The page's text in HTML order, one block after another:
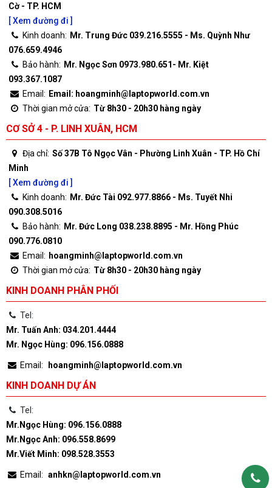
Cờ - TP. HCM
[ Xem đường đi ]
Kinh doanh: Mr. Trung Đức 039.216.5555 - Ms. Quỳnh Như
076.659.4946
Bảo hành: Mr. Ngọc Sơn 0973.980.651- Mr. Kiệt
093.367.1087
Email: Email: hoangminh@laptopworld.com.vn
Thời gian mở cửa: Từ 8h30 - 20h30 hàng ngày
CƠ SỞ 4 - P. LINH XUÂN, HCM
Địa chỉ: Số 37B Tô Ngọc Vân - Phường Linh Xuân - TP. Hồ Chí
Minh
[ Xem đường đi ]
Kinh doanh: Mr. Đức Tài 092.977.8866 - Ms. Tuyết Nhi
090.308.5016
Bảo hành: Mr. Đức Long 038.238.8895 - Mr. Hồng Phúc
090.776.0810
Email: hoangminh@laptopworld.com.vn
Thời gian mở cửa: Từ 8h30 - 20h30 hàng ngày
KINH DOANH PHÂN PHỐI
Tel:
Mr. Tuấn Anh: 034.201.4444
Mr. Ngọc Hùng: 096.156.0888
Email: hoangminh@laptopworld.com.vn
KINH DOANH DỰ ÁN
Tel:
Mr.Ngọc Hùng: 096.156.0888
Mr.Ngọc Anh: 096.558.8699
Mr.Viết Minh: 098.528.3553
Email: anhkn@laptopworld.com.vn